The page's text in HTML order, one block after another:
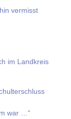
vermisst
im Land­kreis
war …“